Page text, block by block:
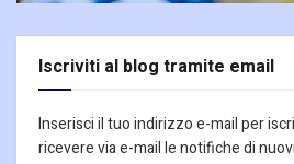
Iscriviti al blog tramite email
Inserisci il tuo indirizzo e-mail per
ricevere via e-mail le notifiche di